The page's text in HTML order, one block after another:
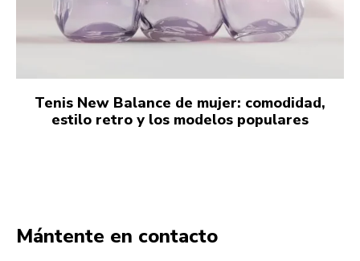
Tenis New Balance de mujer: comodidad,
estilo retro y los modelos populares
Mántente en contacto